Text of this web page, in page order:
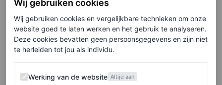
Dit bericht op Instagram bekijken
Wij gebruiken cookies
Wij gebruiken cookies en vergelijkbare technieken om onze
website goed te laten werken en het gebruik te analyseren.
Deze cookies bevatten geen persoonsgegevens en zijn niet
te herleiden tot jou als individu.
Werking van de website
Werking van de website Altijd aan